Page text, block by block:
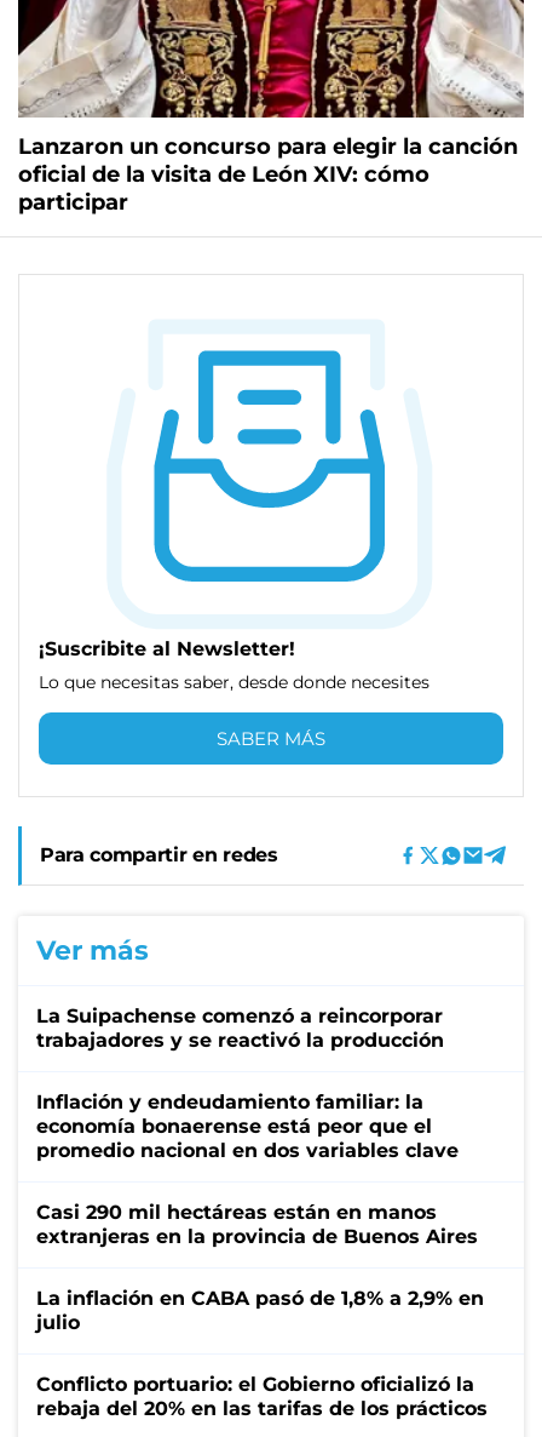
Lanzaron un concurso para elegir la canción
oficial de la visita de León XIV: cómo
participar
¡Suscribite al Newsletter!
Lo que necesitas saber, desde donde necesites
SABER MÁS
Para compartir en redes
Ver más
La Suipachense comenzó a reincorporar
trabajadores y se reactivó la producción
Inflación y endeudamiento familiar: la
economía bonaerense está peor que el
promedio nacional en dos variables clave
Casi 290 mil hectáreas están en manos
extranjeras en la provincia de Buenos Aires
La inflación en CABA pasó de 1,8% a 2,9% en
julio
Conflicto portuario: el Gobierno oficializó la
rebaja del 20% en las tarifas de los prácticos